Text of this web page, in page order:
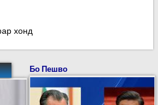
як наврас дар оби “Мехкарйер”-и
хонд
Бо Пешво